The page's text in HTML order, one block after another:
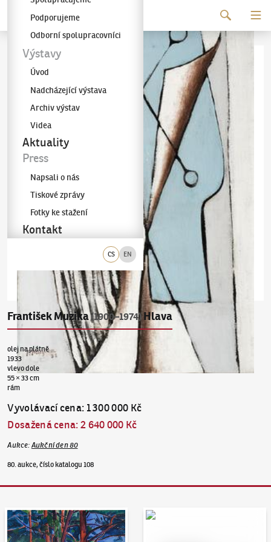
Galerie KODL
CS EN
Podporujeme
Odborní spolupracovníci
Výstavy
Úvod
Nadcházející výstava
Archiv výstav
Videa
Aktuality
Press
Napsali o nás
Tiskové zprávy
Fotky ke stažení
Kontakt
František Muzika(1900–1974) Hlava
olej na plátně
1933
vlevo dole
55 × 33 cm
rám
Vyvolávací cena: 1 300 000 Kč
Dosažená cena:2 640 000 Kč
Aukce: Aukční den 80
80. aukce, číslo katalogu 108
Aukční den 95 Dražit online - Artslimit